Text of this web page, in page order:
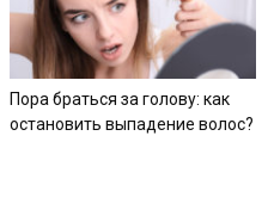
Пора браться за голову: как
остановить выпадение волос?